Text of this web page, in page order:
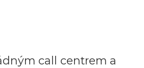
call centrem a